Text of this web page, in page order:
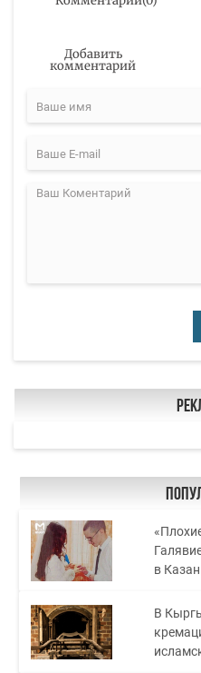
Добавить
комментарий
в
В